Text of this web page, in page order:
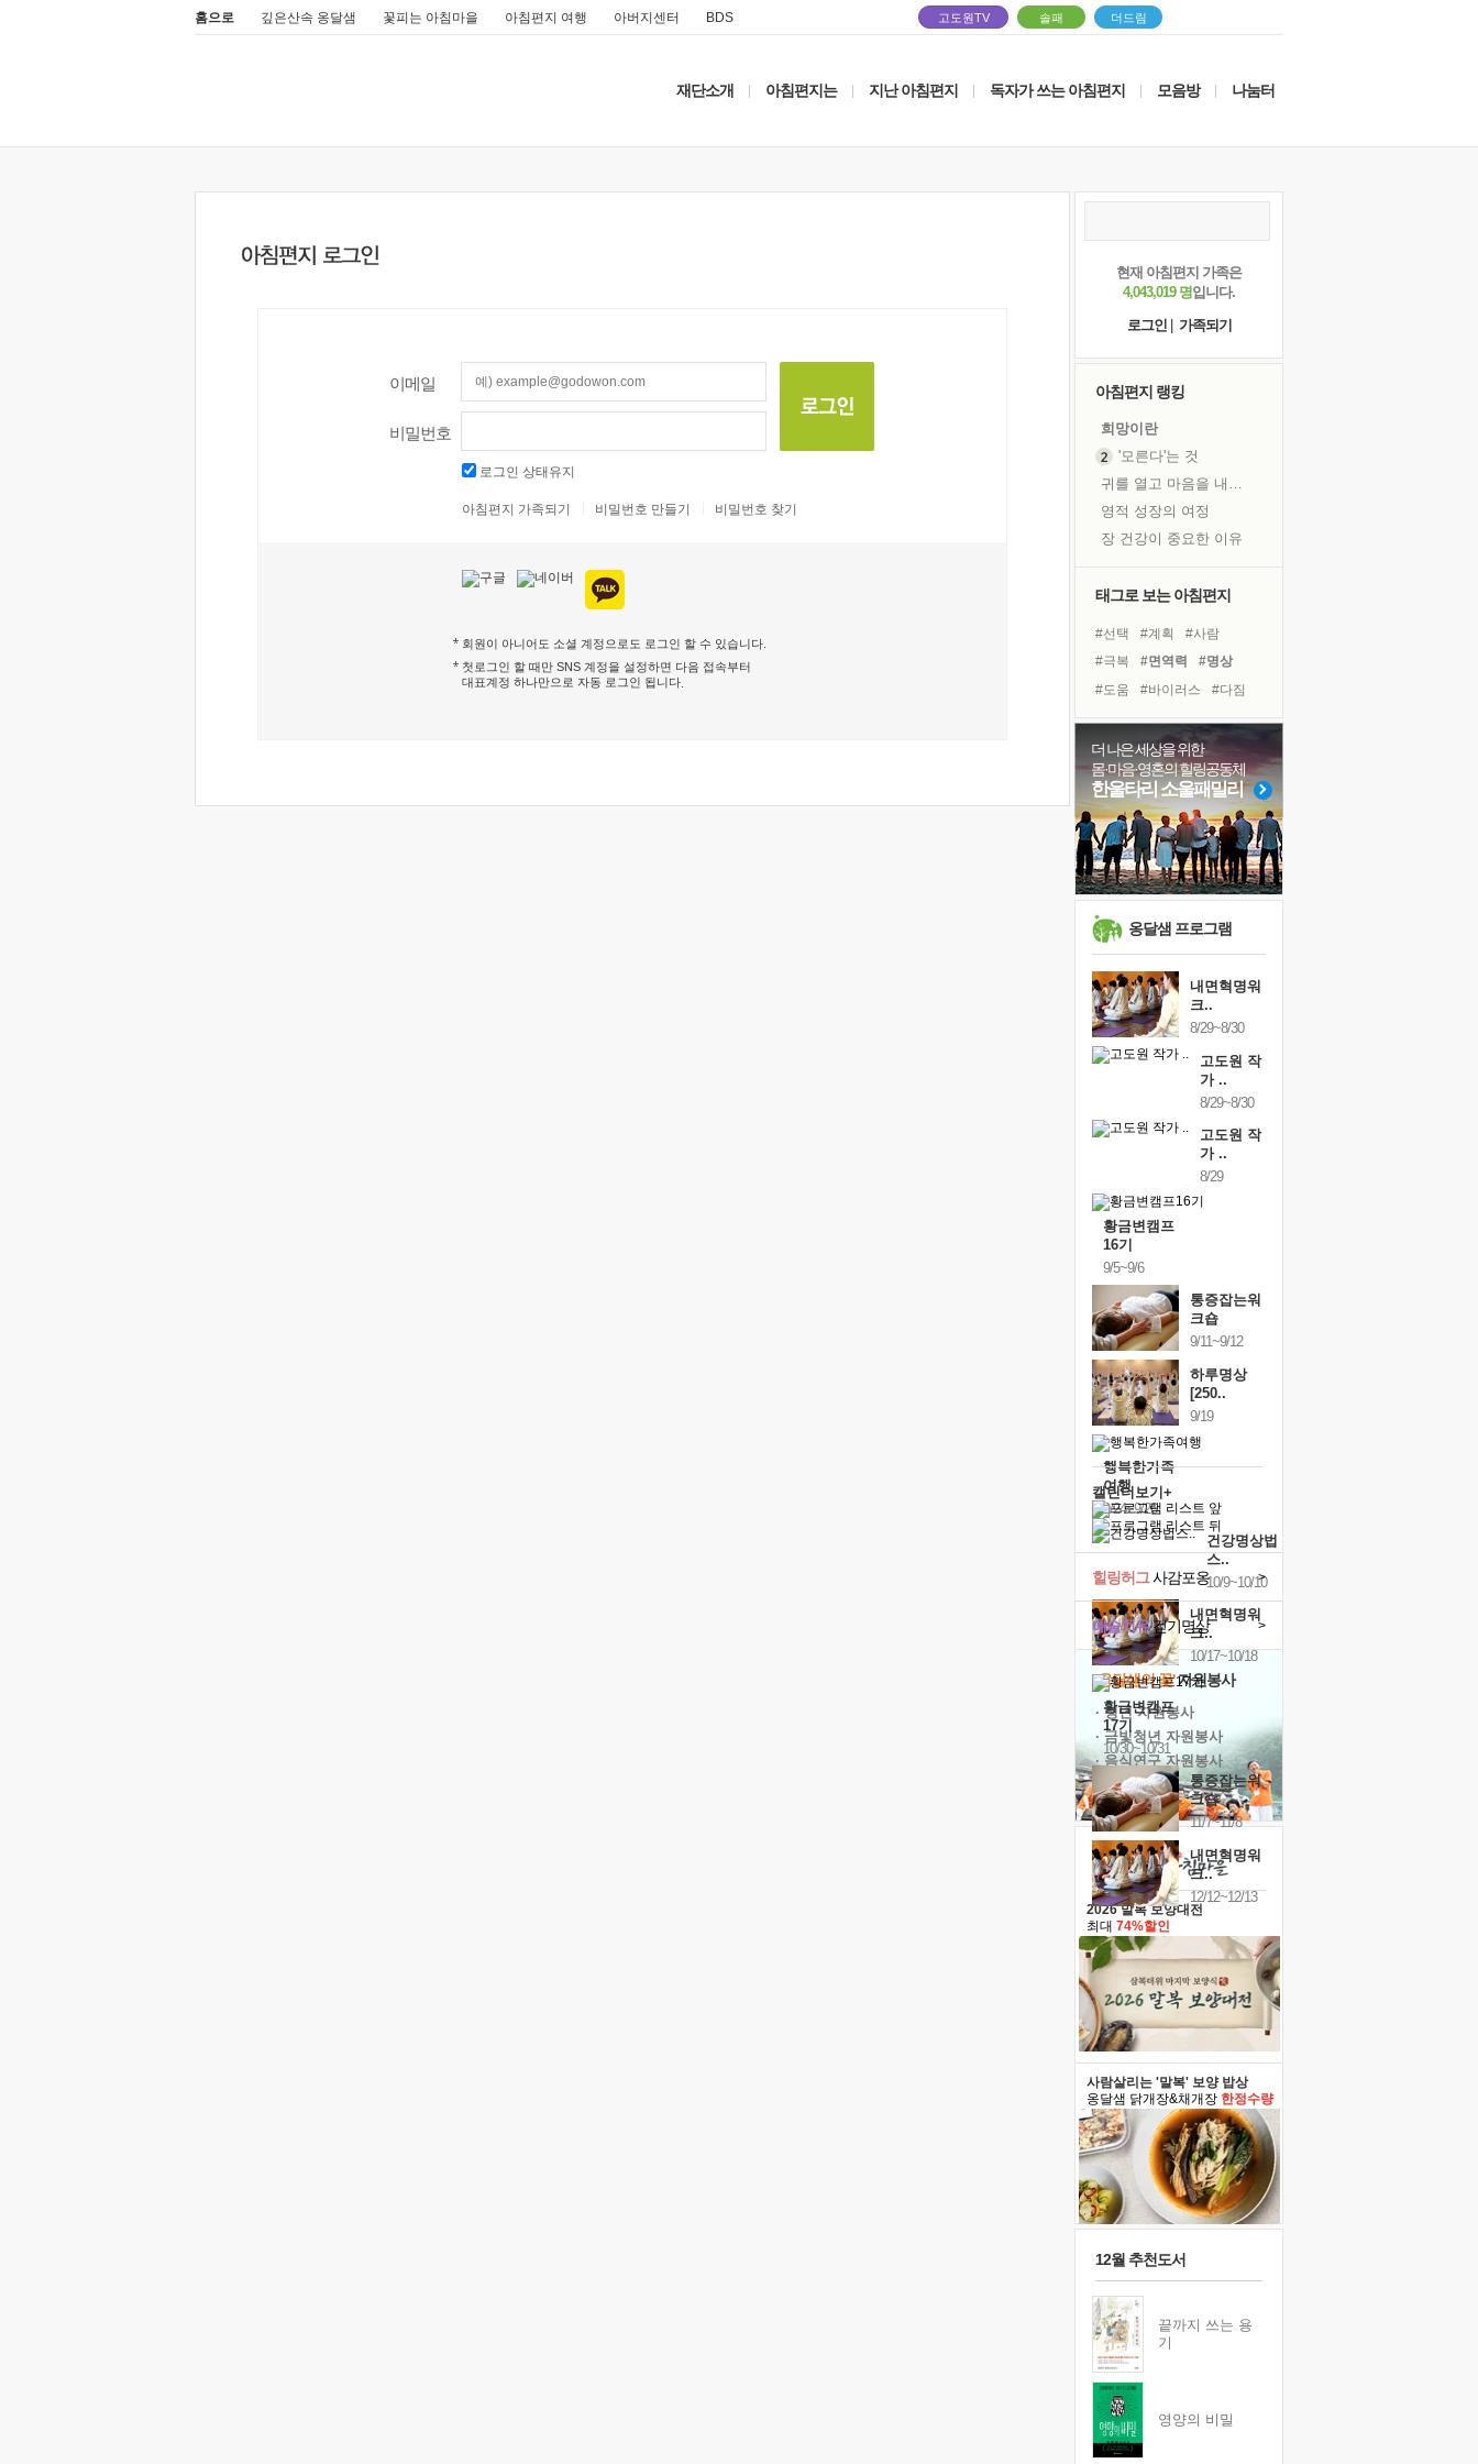
홈으로 깊은산속 옹달샘 꽃피는 아침마을 아침편지 여행 아버지센터 BDS 고도원TV 솔패 더드림
재단소개 아침편지는 지난 아침편지 독자가 쓰는 아침편지 모음방 나눔터
이메일
비밀번호
로그인 상태유지
아침편지 가족되기 비밀번호 만들기 비밀번호 찾기
회원이 아니어도 소셜 계정으로도 로그인 할 수 있습니다.
첫로그인 할 때만 SNS 계정을 설정하면 다음 접속부터
대표계정 하나만으로 자동 로그인 됩니다
현재 아침편지 가족은
4,043,019 명입니다.
로그인
가족되기
아침편지 랭킹
희망이란
'모른다'는 것
귀를 열고 마음을 내어주고
영적 성장의 여정
장 건강이 중요한 이유
꿈이 실제가 되는 것
'말 타는 법'을 먼저
졸업식 사진을 보며
극심한 변비, 어깨결림, 수면 장애
아픈 아버지를 위한 공간 설계
슬럼프
보고 싶은 어머니
못된 꼰대들
태그로 보는 아침편지
#선택 #계획
#사람
#극복
#면역력
#명상
#도움
#바이러스
#다짐
#링컨학교
#희망
#경험
#힐링
#삶 #위기
#건강
#리더
#비전캠프
#나눔
#친구
#독서캠프
#아이들
더 나은 세상을 위한
몸·마음·영혼의 힐링공동체
한울타리 소울패밀리
옹달샘 프로그램
내면혁명워
크..
8/29~8/30
고도원 작
가 ..
8/29~8/30
고도원 작
가 ..
8/29
황금변캠프
16기
9/5~9/6
통증잡는워
크숍
9/11~9/12
하루명상
[250..
9/19
행복한가족
여행
9/24~9/26
건강명상법
스..
10/9~10/10
내면혁명워
크..
10/17~10/18
황금변캠프
17기
10/30~10/31
통증잡는워
크숍
11/7~11/8
내면혁명워
크..
12/12~12/13
캘린더보기+
예술치유걷기명상 >
힐링허그사감포옹 >
'옹달샘의 꽃'자원봉사
· 청년 자원봉사
· 금빛청년 자원봉사
· 음식연구 자원봉사
2026 말복 보양대전
최대 74%할인
사람살리는 '말복' 보양 밥상
옹달샘 닭개장&채개장 한정수량
12월 추천도서
끝까지 쓰는 용
기
영양의 비밀